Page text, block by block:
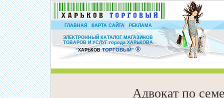
ГЛАВНАЯ| КАРТА САЙТА | РЕКЛАМА
ЭЛЕКТРОННЫЙ КАТАЛОГ МАГАЗИНОВ
ТОВАРОВ И УСЛУГ города ХАРЬКОВА
“ХАРЬКОВ ТОРГОВЫЙ” ®
Адвокат по